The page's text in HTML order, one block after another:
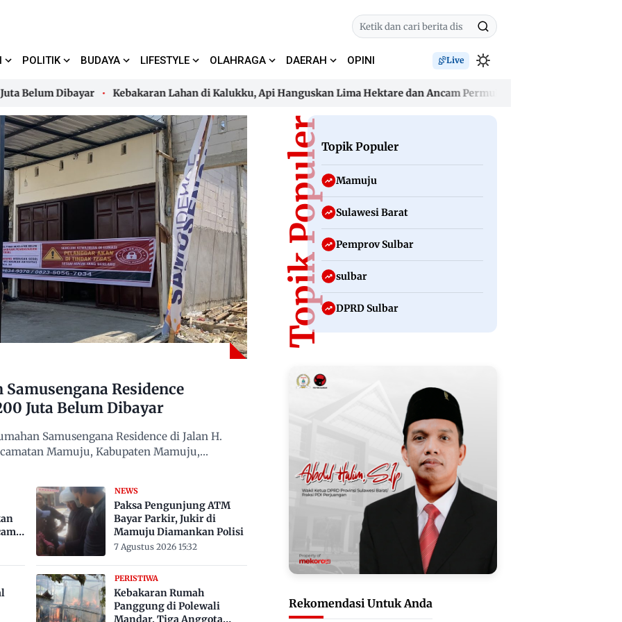
POLITIK BUDAYA LIFESTYLE OLAHRAGA DAERAH OPINI Live
Dibayar Kebakaran Lahan di Kalukku, Api Hanguskan Lima Hektare dan Ancam Permukiman
Dibayar Kebakaran Lahan di Kalukku, Api Hanguskan Lima Hektare dan Ancam Permukiman
Residence
Juta Belum Dibayar
Samusengana Residence di Jalan H.
Mamuju, Kabupaten Mamuju,
NEWS
Paksa Pengunjung ATM
Bayar Parkir, Jukir di
Mamuju Diamankan Polisi
7 Agustus 2026 15:32
PERISTIWA
Kebakaran Rumah
Panggung di Polewali
Mandar, Tiga Anggota
Topik PopulerTopik Populer
Mamuju
Sulawesi Barat
Pemprov Sulbar
sulbar
DPRD Sulbar
Rekomendasi Untuk Anda